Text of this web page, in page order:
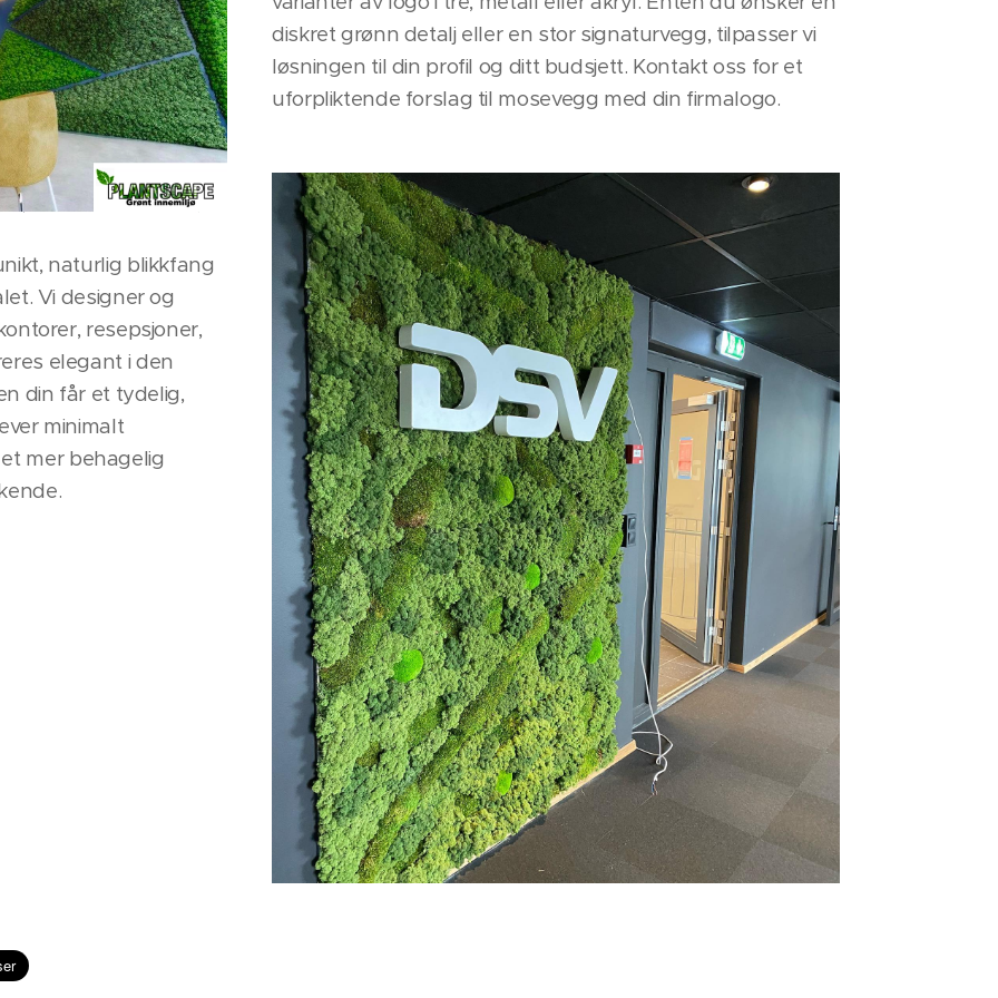
naturlig blikkfang
Vi designer og
resepsjoner,
elegant i den
din får et tydelig,
minimalt
mer behagelig
diskret grønn detalj eller en stor signaturvegg, tilpasser vi
løsningen til din profil og ditt budsjett. Kontakt oss for et
uforpliktende forslag til mosevegg med din firmalogo.